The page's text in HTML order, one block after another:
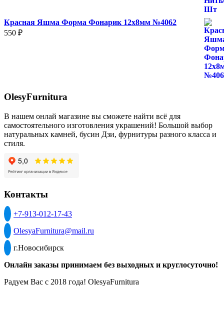
Красная Яшма Форма Фонарик 12x8мм №4062
550 ₽
OlesyFurnitura
В нашем онлай магазине вы сможете найти всё для
самостоятельного изготовления украшений! Большой выбор
натуральных камней, бусин Дзи, фурнитуры разного класса и
стиля.
Контакты
+7-913-012-17-43
OlesyaFurnitura@mail.ru
г.Новосибирск
Онлайн заказы принимаем без выходных и круглосуточно!
Радуем Вас с 2018 года! OlesyaFurnitura